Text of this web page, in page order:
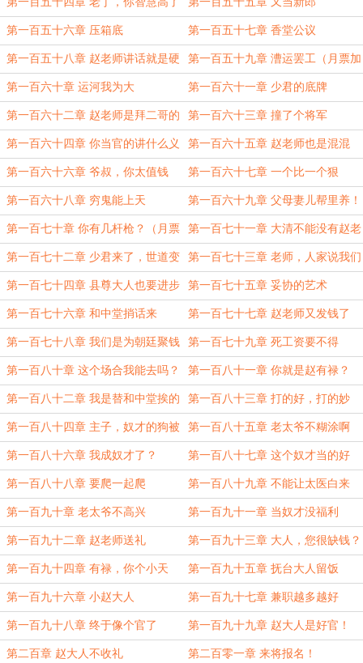
啊（补更）
第一百五十六章 压箱底 第一百五十七章 香堂公议
第一百五十八章 赵老师讲话就是硬
气（月票加更一）
第一百五十九章 漕运罢工（月票加
更二）
第一百六十章 运河我为大 第一百六十一章 少君的底牌
第一百六十二章 赵老师是拜二哥的 第一百六十三章 撞了个将军
第一百六十四章 你当官的讲什么义
气
第一百六十五章 赵老师也是混混
第一百六十六章 爷叔，你太值钱
了！（月票加更三）
第一百六十七章 一个比一个狠
第一百六十八章 穷鬼能上天 第一百六十九章 父母妻儿帮里养！
第一百七十章 你有几杆枪？（月票
加更四）
第一百七十一章 大清不能没有赵老
师
第一百七十二章 少君来了，世道变
了
第一百七十三章 老师，人家说我们
造反怎么办？
第一百七十四章 县尊大人也要进步 第一百七十五章 妥协的艺术
第一百七十六章 和中堂捎话来 第一百七十七章 赵老师又发钱了
（月票加更五）
第一百七十八章 我们是为朝廷聚钱 第一百七十九章 死工资要不得
第一百八十章 这个场合我能去吗？ 第一百八十一章 你就是赵有禄？
打！
第一百八十二章 我是替和中堂挨的
打！
第一百八十三章 打的好，打的妙
第一百八十四章 主子，奴才的狗被
人打了
第一百八十五章 老太爷不糊涂啊
第一百八十六章 我成奴才了？ 第一百八十七章 这个奴才当的好
第一百八十八章 要爬一起爬 第一百八十九章 不能让太医白来
第一百九十章 老太爷不高兴 第一百九十一章 当奴才没福利
第一百九十二章 赵老师送礼 第一百九十三章 大人，您很缺钱？
第一百九十四章 有禄，你个小天
才！
第一百九十五章 抚台大人留饭
第一百九十六章 小赵大人 第一百九十七章 兼职越多越好
第一百九十八章 终于像个官了 第一百九十九章 赵大人是好官！
第二百章 赵大人不收礼 第二百零一章 来将报名！